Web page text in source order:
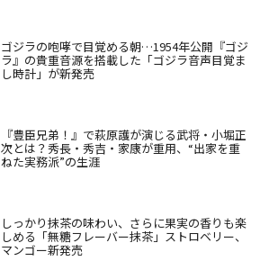
ゴジラの咆哮で目覚める朝…1954年公開『ゴジ
ラ』の貴重音源を搭載した「ゴジラ音声目覚ま
し時計」が新発売
『豊臣兄弟！』で萩原護が演じる武将・小堀正
次とは？秀長・秀吉・家康が重用、“出家を重
ねた実務派”の生涯
しっかり抹茶の味わい、さらに果実の香りも楽
しめる「無糖フレーバー抹茶」ストロベリー、
マンゴー新発売